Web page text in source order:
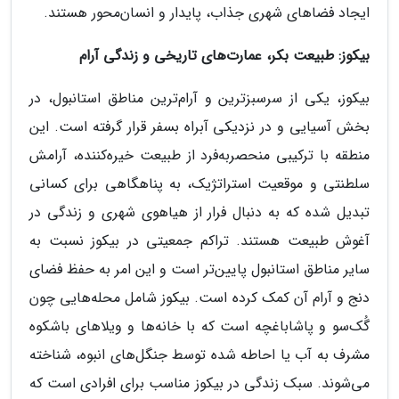
ایجاد فضاهای شهری جذاب، پایدار و انسان‌محور هستند.
بیکوز: طبیعت بکر، عمارت‌های تاریخی و زندگی آرام
بیکوز، یکی از سرسبزترین و آرام‌ترین مناطق استانبول، در
بخش آسیایی و در نزدیکی آبراه بسفر قرار گرفته است. این
منطقه با ترکیبی منحصربه‌فرد از طبیعت خیره‌کننده، آرامش
سلطنتی و موقعیت استراتژیک، به پناهگاهی برای کسانی
تبدیل شده که به دنبال فرار از هیاهوی شهری و زندگی در
آغوش طبیعت هستند. تراکم جمعیتی در بیکوز نسبت به
سایر مناطق استانبول پایین‌تر است و این امر به حفظ فضای
دنج و آرام آن کمک کرده است. بیکوز شامل محله‌هایی چون
گُک‌سو و پاشاباغچه است که با خانه‌ها و ویلاهای باشکوه
مشرف به آب یا احاطه شده توسط جنگل‌های انبوه، شناخته
می‌شوند. سبک زندگی در بیکوز مناسب برای افرادی است که